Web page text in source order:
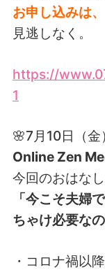
お申し込みは
見逃しなく。
https://
1
🌸7月10日（
Online Zen
今回のおはな
「今こそ夫婦
ちゃけ必要なの
・コロナ禍以